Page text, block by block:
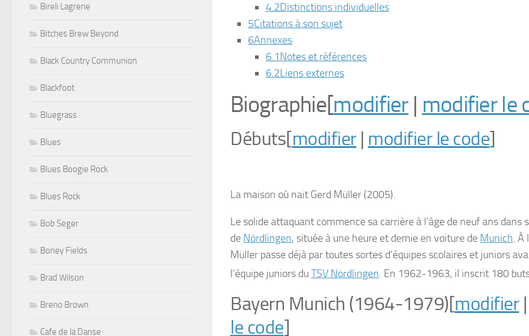
4.2Distinctions individuelles
5Citations à son sujet
6Annexes
6.1Notes et références
6.2Liens externes
Biographie[modifier| modifier le
Débuts[modifier| modifier le code]
La maison où nait Gerd Müller (2005).
Le solide attaquant commence sa carrière à l’âge de neuf ans dans
de Nördlingen, située à une heure et demie en voiture de Munich. À
Müller passe déjà par toutes sortes d’équipes scolaires et juniors
l’équipe juniors du TSV Nördlingen. En 1962-1963, il inscrit 180
Bayern Munich (1964-1979)[modifier|
le code]
Bireli Lagrene
Bitches Brew Beyond
Black Country Communion
Blackfoot
Bluegrass
Blues
Blues Boogie Rock
Blues Rock
Bob Seger
Boney Fields
Brad Wilson
Breno Brown
Cafe de la Danse